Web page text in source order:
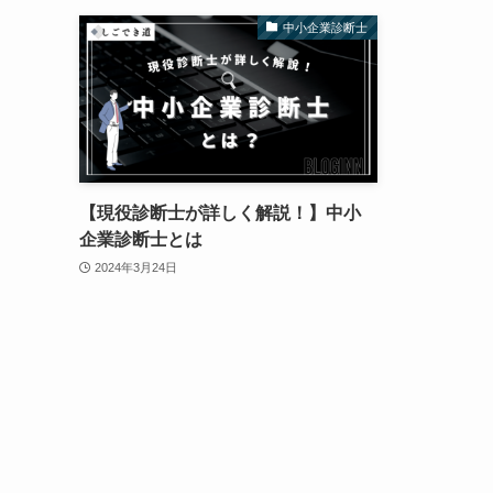
中小企業診断士
【現役診断士が詳しく解説！】中小
企業診断士とは
2024年3月24日